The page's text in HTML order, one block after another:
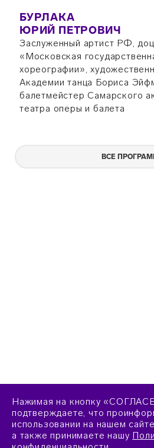
БУРЛАКА
ЮРИЙ ПЕТРОВИЧ
Заслуженный артист РФ,
«Московская
хореографии»,
Академии танца Бориса
балетмейстер Самарского
театра оперы и балета
ВСЕ
Нажимая на кнопку
подтверждаете, что
использовании на нашем
а также принимаете нашу